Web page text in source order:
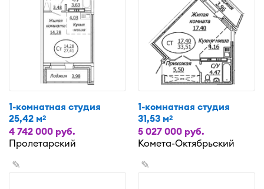
1-комнатная студия
25,42 м2
4 742 000 руб.
Пролетарский
1-комнатная студия
31,53 м2
5 027 000 руб.
Комета-Октябрьский
✎ ✎